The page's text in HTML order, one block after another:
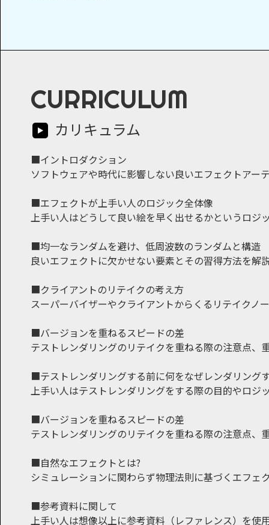
CURRICULUM
カリキュラム
■イントロダクション
ソフトウェアや時代に影響しない良いエフェクトアー
■エフェクトが上手い人のロジック全体像
上手い人はどうして良い絵を早く出せるかというロジ
■均一なランダムを避け、低周波数のランダムと構造
良いエフェクトに欠かせない要素とその習得方法を解
■クライアントのリテイクの考え方
スーパーバイザーやクライアントからくるリテイクノ
■バージョンを重ねるスピードの差
テストレンダリングのリテイクを重ねる際の注意点、
■テストレンダリングする前に何をなぜレンダリング
上手い人はテストレンダリングをする際の目的やロジ
■バージョンを重ねるスピードの差
テストレンダリングのリテイクを重ねる際の注意点、
■自然なエフェクトとは?
シミュレーションに関わらず物理法則に基づくエフェ
■参考資料に関して
上手い人は想像以上に参考資料（レファレンス）を使